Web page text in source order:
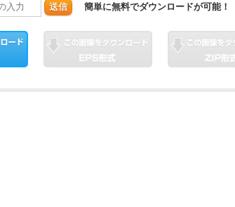
送信 簡単に無料でダウンロードが可能！